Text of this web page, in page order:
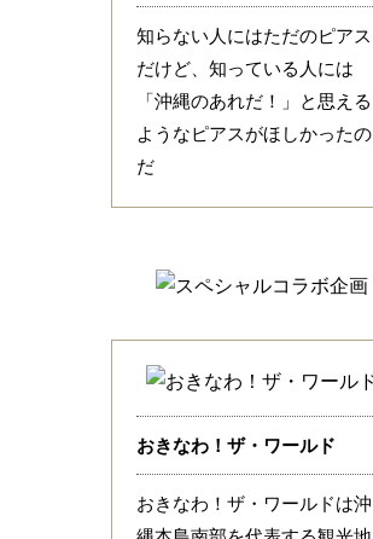
知らない人にはただのピアス
だけど、知っている人には
「沖縄のあれだ！」と思える
ようなピアスがほしかったの
だ
おきなわ！ザ・ワールド
おきなわ！ザ・ワールドは沖